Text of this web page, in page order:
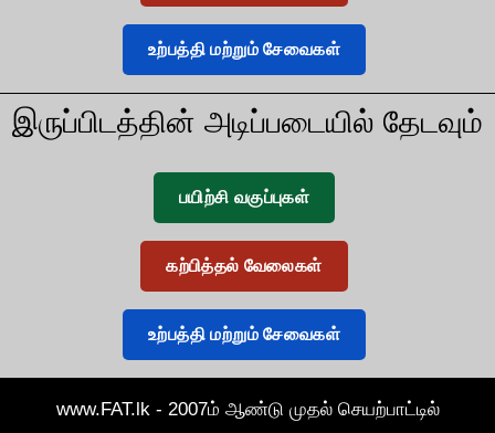
உற்பத்தி மற்றும் சேவைகள்
இருப்பிடத்தின் அடிப்படையில் தேடவும்
பயிற்சி வகுப்புகள்
கற்பித்தல் வேலைகள்
உற்பத்தி மற்றும் சேவைகள்
www.FAT.lk - 2007ம் ஆண்டு முதல் செயற்பாட்டில்